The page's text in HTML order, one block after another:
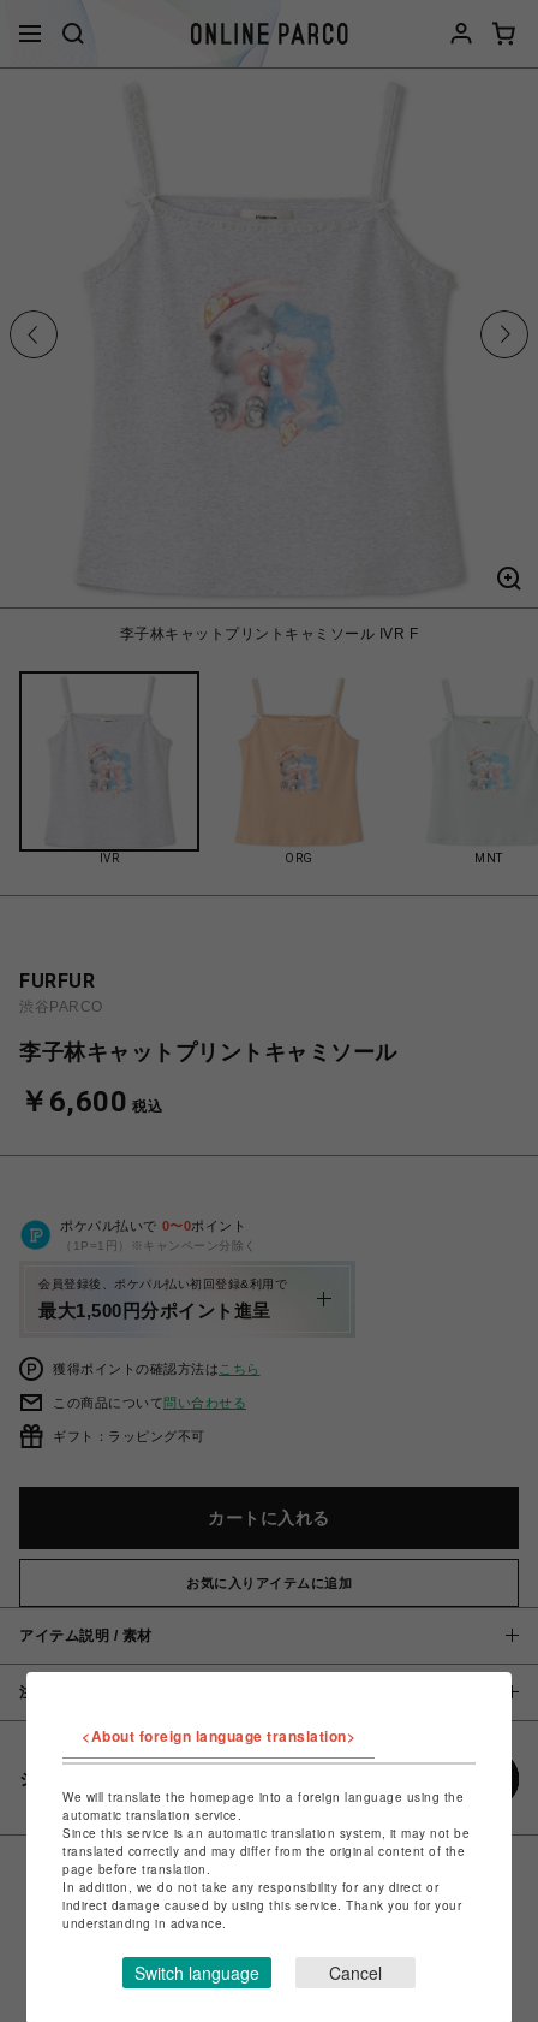
李子林キャットプリントキャミソール IVR F
IVR ORG MNT
FURFUR
渋谷PARCO
李子林キャットプリントキャミソール
￥6,600 税込
ポケパル払いで 0〜0ポイント
（1P=1円）※キャンペーン分除く
会員登録後、ポケパル払い初回登録&利用で
最大1,500円分ポイント進呈
獲得ポイントの確認方法は こちら
この商品について問い合わせる
ギフト：ラッピング不可
カートに入れる
お気に入りアイテムに追加
アイテム説明 / 素材
注意事項
シェアする
<About foreign language translation>
We will translate the homepage into a foreign language using the
automatic translation service.
Since this service is an automatic translation system, it may not be
translated correctly and may differ from the original content of the
page before translation.
In addition, we do not take any responsibility for any direct or
indirect damage caused by using this service. Thank you for your
understanding in advance.
Switch language Cancel